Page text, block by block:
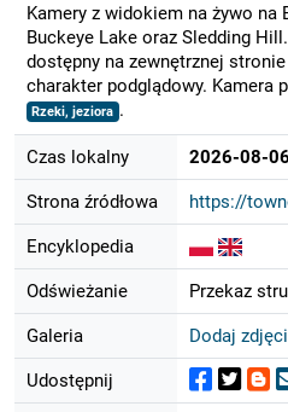
Kamery z widokiem na żywo na
Buckeye Lake oraz Sledding
dostępny na zewnętrznej
charakter podglądowy. Kamera
Rzeki, jeziora .
Czas lokalny 2026-08-
Strona źródłowa https://
Encyklopedia
Odświeżanie Przekaz
Galeria Dodaj
Udostępnij